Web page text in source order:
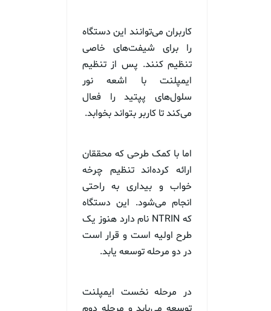
کاربران می‌توانند این دستگاه
را برای شیفت‌های خاصی
تنظیم کنند. پس از تنظیم
ایمپلنت با اشعه نور
سلول‌های پپتید را فعال
می‌کند تا کاربر بتواند بخوابد.
اما با کمک طرحی که محققان
ارائه کرده‌اند تنظیم چرخه
خواب و بیداری به راحتی
انجام می‌شود. این دستگاه
که NTRIN نام دارد هنوز یک
طرح اولیه است و قرار است
در دو مرحله توسعه یابد.
در مرحله نخست ایمپلنت